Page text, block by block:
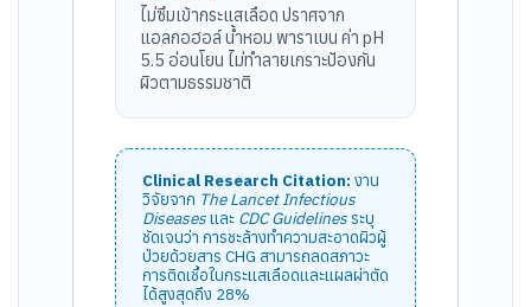
ไม่ซึมเข้ากระแสเลือด ปราศจาก
แอลกอฮอล์ น้ำหอม พาราเบน ค่า pH
5.5 อ่อนโยน ไม่ทำลายเกราะป้องกัน
ผิวตามธรรมชาติ
Clinical Research Citation: งาน
วิจัยจาก The Lancet Infectious
Diseasesและ CDC Guidelinesระบุ
ชัดเจนว่า การชะล้างทำความสะอาดผิวผู้
ป่วยด้วยสาร CHG สามารถลดสภาวะ
การติดเชื้อในกระแสเลือดและแผลผ่าตัด
ได้สูงสุดถึง 28%